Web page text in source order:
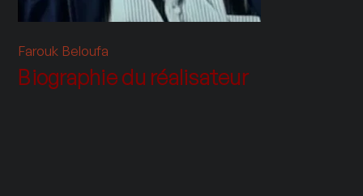
Farouk Beloufa
Biographie du réalisateur